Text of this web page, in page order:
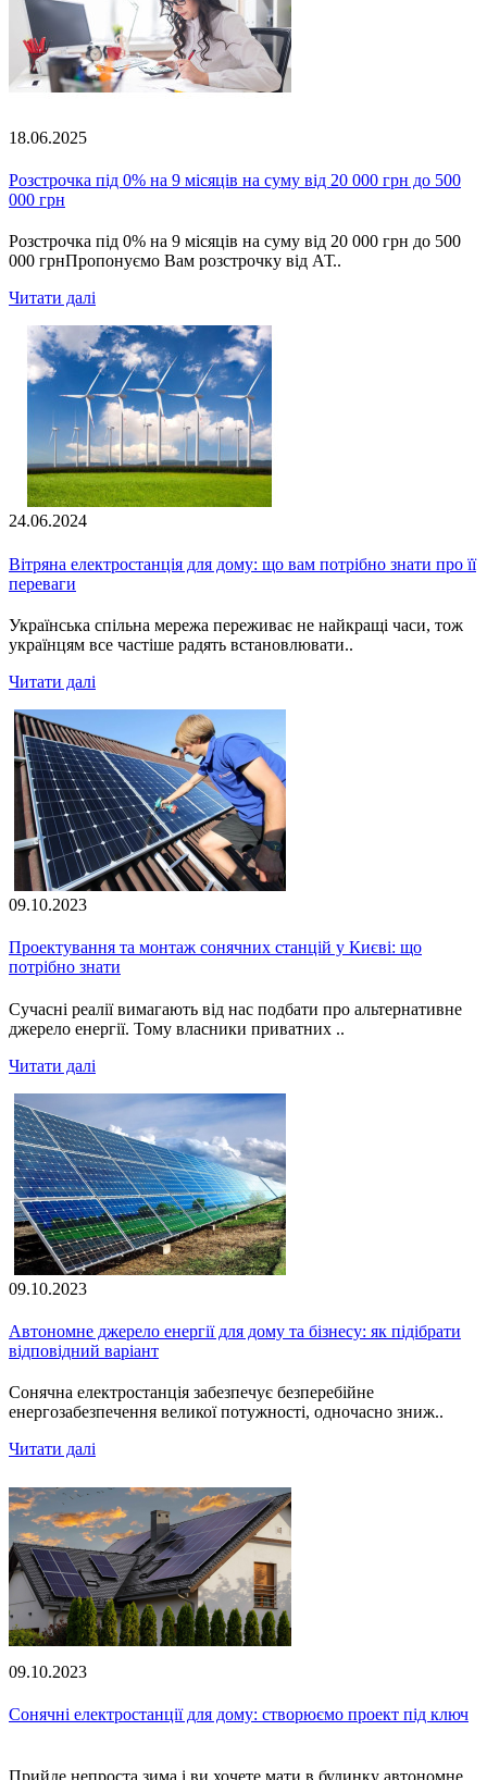
18.06.2025
Розстрочка під 0% на 9 місяців на суму від 20 000 грн до 500
000 грн
Розстрочка під 0% на 9 місяців на суму від 20 000 грн до 500
000 грнПропонуємо Вам розстрочку від АТ..
Читати далі
24.06.2024
Вітряна електростанція для дому: що вам потрібно знати про її
переваги
Українська спільна мережа переживає не найкращі часи, тож
українцям все частіше радять встановлювати..
Читати далі
09.10.2023
Проектування та монтаж сонячних станцій у Києві: що
потрібно знати
Сучасні реалії вимагають від нас подбати про альтернативне
джерело енергії. Тому власники приватних ..
Читати далі
09.10.2023
Автономне джерело енергії для дому та бізнесу: як підібрати
відповідний варіант
Сонячна електростанція забезпечує безперебійне
енергозабезпечення великої потужності, одночасно зниж..
Читати далі
09.10.2023
Сонячні електростанції для дому: створюємо проект під ключ
Прийде непроста зима і ви хочете мати в будинку автономне